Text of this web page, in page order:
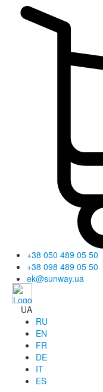
+38 050 489 05 50
+38 098 489 05 50
ek@sunway.ua
UA
RU
EN
FR
DE
IT
ES